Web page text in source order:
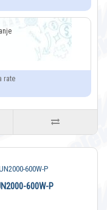
rate
600W-P